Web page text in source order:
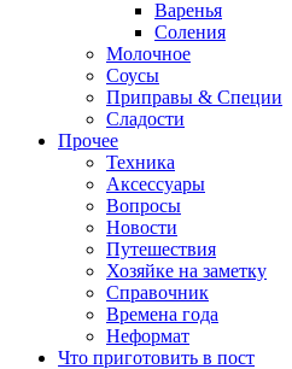
Варенья
Соления
Молочное
Соусы
Приправы & Специи
Сладости
Прочее
Техника
Аксессуары
Вопросы
Новости
Путешествия
Хозяйке на заметку
Справочник
Времена года
Неформат
Что приготовить в пост